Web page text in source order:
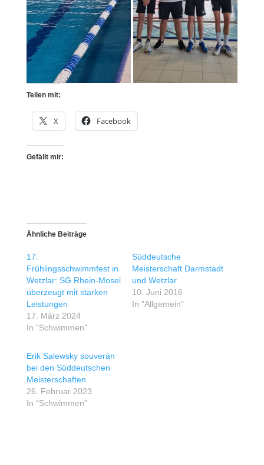
Teilen mit:
X Facebook
Gefällt mir:
Ähnliche Beiträge
17.
Frühlingsschwimmfest in
Wetzlar: SG Rhein-Mosel
überzeugt mit starken
Leistungen
17. März 2024
In "Schwimmen"
Süddeutsche
Meisterschaft Darmstadt
und Wetzlar
10. Juni 2016
In "Allgemein"
Erik Salewsky souverän
bei den Süddeutschen
Meisterschaften
26. Februar 2023
In "Schwimmen"